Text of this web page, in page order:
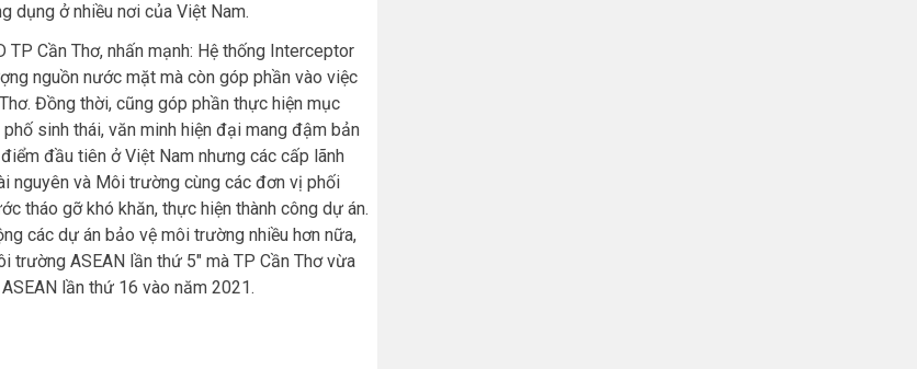
dụng ở nhiều nơi của Việt Nam.
Cần Thơ, nhấn mạnh: Hệ thống Interceptor
nguồn nước mặt mà còn góp phần vào việc
Đồng thời, cũng góp phần thực hiện mục
sinh thái, văn minh hiện đại mang đậm bản
đầu tiên ở Việt Nam nhưng các cấp lãnh
nguyên và Môi trường cùng các đơn vị phối
tháo gỡ khó khăn, thực hiện thành công dự án.
các dự án bảo vệ môi trường nhiều hơn nữa,
trường ASEAN lần thứ 5″ mà TP Cần Thơ vừa
lần thứ 16 vào năm 2021.